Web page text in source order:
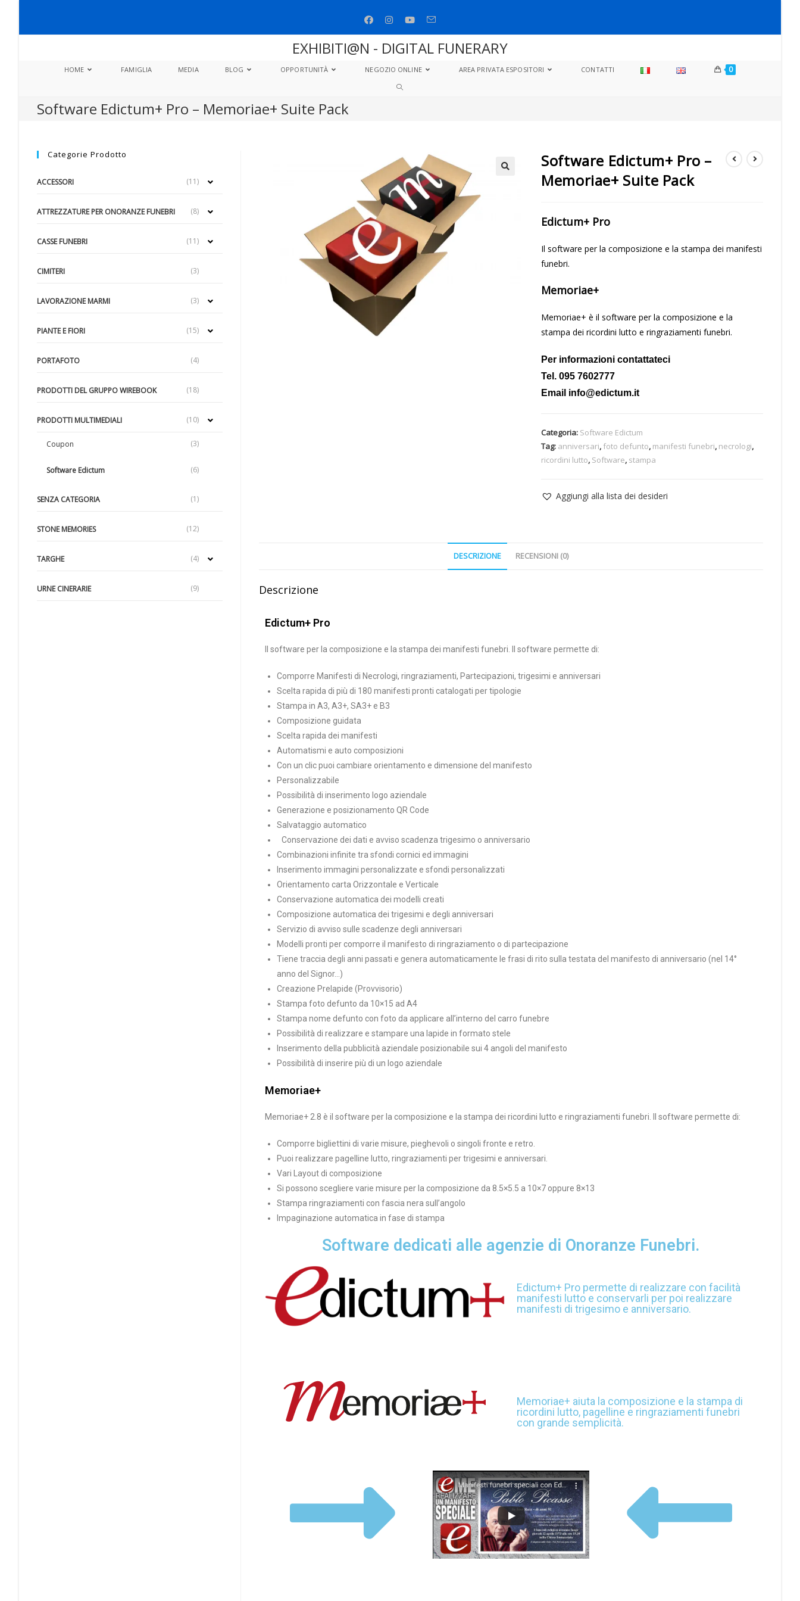
EXHIBITI@N - DIGITAL FUNERARY
HOME FAMIGLIA MEDIA BLOG OPPORTUNITÀ NEGOZIO ONLINE AREA PRIVATA ESPOSITORI CONTATTI 0
Software Edictum+ Pro – Memoriae+ Suite Pack
Software Edictum+ Pro –
Memoriae+ Suite Pack
Edictum+ Pro
Il software per la composizione e la stampa dei manifesti
funebri.
Memoriae+
Memoriae+ è il software per la composizione e la
stampa dei ricordini lutto e ringraziamenti funebri.
Per informazioni contattateci
Tel. 095 7602777
Email info@edictum.it
Categoria: Software Edictum
Tag: anniversari, foto defunto, manifesti funebri, necrologi,
ricordini lutto, Software, stampa
Aggiungi alla lista dei desideri
DESCRIZIONE RECENSIONI (0)
Descrizione
Edictum+ Pro
Il software per la composizione e la stampa dei manifesti funebri. Il software permette di:
Comporre Manifesti di Necrologi, ringraziamenti, Partecipazioni, trigesimi e anniversari
Scelta rapida di più di 180 manifesti pronti catalogati per tipologie
Stampa in A3, A3+, SA3+ e B3
Composizione guidata
Scelta rapida dei manifesti
Automatismi e auto composizioni
Con un clic puoi cambiare orientamento e dimensione del manifesto
Personalizzabile
Possibilità di inserimento logo aziendale
Generazione e posizionamento QR Code
Salvataggio automatico
Conservazione dei dati e avviso scadenza trigesimo o anniversario
Combinazioni infinite tra sfondi cornici ed immagini
Inserimento immagini personalizzate e sfondi personalizzati
Orientamento carta Orizzontale e Verticale
Conservazione automatica dei modelli creati
Composizione automatica dei trigesimi e degli anniversari
Servizio di avviso sulle scadenze degli anniversari
Modelli pronti per comporre il manifesto di ringraziamento o di partecipazione
Tiene traccia degli anni passati e genera automaticamente le frasi di rito sulla testata del manifesto di anniversario (nel 14°
anno del Signor…)
Creazione Prelapide (Provvisorio)
Stampa foto defunto da 10×15 ad A4
Stampa nome defunto con foto da applicare all’interno del carro funebre
Possibilità di realizzare e stampare una lapide in formato stele
Inserimento della pubblicità aziendale posizionabile sui 4 angoli del manifesto
Possibilità di inserire più di un logo aziendale
Memoriae+
Memoriae+ 2.8 è il software per la composizione e la stampa dei ricordini lutto e ringraziamenti funebri. Il software permette di:
Comporre bigliettini di varie misure, pieghevoli o singoli fronte e retro.
Puoi realizzare pagelline lutto, ringraziamenti per trigesimi e anniversari.
Vari Layout di composizione
Si possono scegliere varie misure per la composizione da 8.5×5.5 a 10×7 oppure 8×13
Stampa ringraziamenti con fascia nera sull’angolo
Impaginazione automatica in fase di stampa
Software dedicati alle agenzie di Onoranze Funebri.
Edictum+ Pro permette di realizzare con facilità
manifesti lutto e conservarli per poi realizzare
manifesti di trigesimo e anniversario.
Memoriae+ aiuta la composizione e la stampa di
ricordini lutto, pagelline e ringraziamenti funebri
con grande semplicità.
Categorie Prodotto
ACCESSORI (11)
ATTREZZATURE PER ONORANZE FUNEBRI (8)
CASSE FUNEBRI (11)
CIMITERI (3)
LAVORAZIONE MARMI (3)
PIANTE E FIORI (15)
PORTAFOTO (4)
PRODOTTI DEL GRUPPO WIREBOOK (18)
PRODOTTI MULTIMEDIALI (10)
Coupon (3)
Software Edictum (6)
SENZA CATEGORIA (1)
STONE MEMORIES (12)
TARGHE (4)
URNE CINERARIE (9)